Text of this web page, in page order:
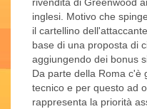
rivendita di Greenwood
inglesi. Motivo che
il cartellino
base di una proposta di
aggiungendo dei bonus
Da parte della Roma c'è
tecnico e per questo ad
rappresenta la priorità